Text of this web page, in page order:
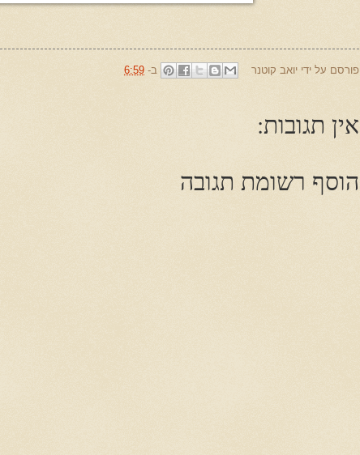
פורסם על ידי יואב קוטנר ב- 6:59
אין תגובות:
הוסף רשומת תגובה